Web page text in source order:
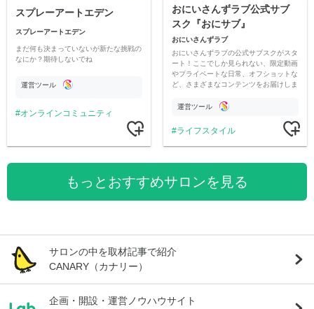
スプレーアートエデン
スプレーアートエデン
まだ何も決まっていないが新たな挑戦の
なにか？期待しないでね
運営ツール
オンラインコミュニティ
おにいさんずラブ公式サブ
スク『おにサブ』
おにいさんずラブ
おにいさんずラブの公式サブスクがスタ
ート！ここでしか見られない、限定動画
やプライベートな日常、オフショットな
ど、さまざまなコンテンツをお届けしま
運営ツール
ライフスタイル
もっとおすすめサロンを見る
サロンの中を取材記事で紹介
CANARY（カナリー）
企画・開設・運営ノウハウサイト